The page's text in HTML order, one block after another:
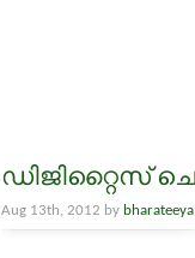
ഡിജിറ്റൈസ്
Aug 13th, 2012 by bharateeya